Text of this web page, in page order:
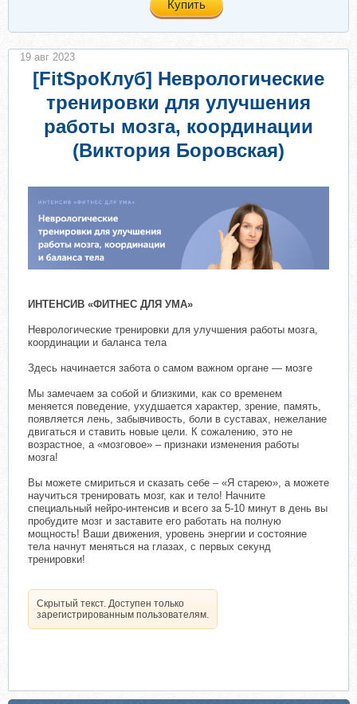
Купить
[FitSpoКлуб] Неврологические
тренировки для улучшения
работы мозга, координации
(Виктория Боровская)
ИНТЕНСИВ «ФИТНЕС ДЛЯ УМА»
Неврологические тренировки для улучшения работы мозга,
координации и баланса тела
Здесь начинается забота о самом важном органе — мозге
Мы замечаем за собой и близкими, как со временем
меняется поведение, ухудшается характер, зрение, память,
появляется лень, забывчивость, боли в суставах, нежелание
двигаться и ставить новые цели. К сожалению, это не
возрастное, а «мозговое» – признаки изменения работы
мозга!
Вы можете смириться и сказать себе – «Я старею», а можете
научиться тренировать мозг, как и тело! Начните
специальный нейро-интенсив и всего за 5-10 минут в день вы
пробудите мозг и заставите его работать на полную
мощность! Ваши движения, уровень энергии и состояние
тела начнут меняться на глазах, с первых секунд
тренировки!
Скрытый текст. Доступен только
зарегистрированным пользователям.
19 авг 2023